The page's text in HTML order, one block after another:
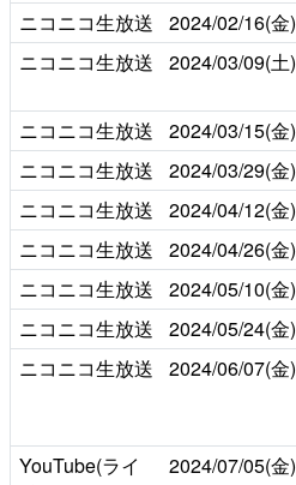
ニコニコ生放送 2024/02/16(金)
ニコニコ生放送 2024/03/09(土)
ニコニコ生放送 2024/03/15(金)
ニコニコ生放送 2024/03/29(金)
ニコニコ生放送 2024/04/12(金)
ニコニコ生放送 2024/04/26(金)
ニコニコ生放送 2024/05/10(金)
ニコニコ生放送 2024/05/24(金)
ニコニコ生放送 2024/06/07(金)
YouTube(ライ
2024/07/05(金)